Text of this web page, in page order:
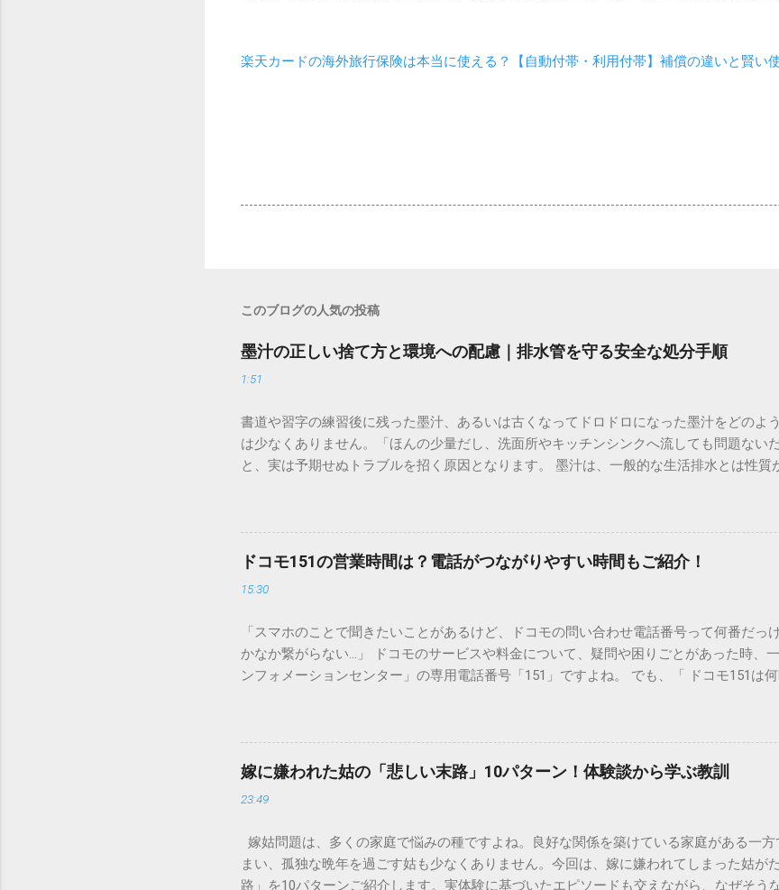
楽天カードの海外旅行保険は本当に使える？【自動付帯・利用付帯】補償の違いと賢い
このブログの人気の投稿
墨汁の正しい捨て方と環境への配慮｜排水管を守る安全な処分手順
1:51
書道や習字の練習後に残った墨汁、あるいは古くなってドロドロになった墨汁をどのよ
は少なくありません。「ほんの少量だし、洗面所やキッチンシンクへ流しても問題ない
と、実は予期せぬトラブルを招く原因となります。 墨汁は、一般的な生活排水とは性質
は、墨汁を安全かつ環境に優しい方法で処分するための手順と、容器を適切に分別する
「排水口に流してはいけない」3つの理由 墨汁の主成分は「煤（すす）」と「膠（にか
非常に微細かつ独特の粘性を持っているため、下水処理や配管維持の観点から以下の問
刻な負荷 墨汁に含まれる煤の粒子は極めて微細です。現代の排水処理施設であっても、
除去することは容易ではありません。大量に流し続けると河川や海まで到達し、水質の
質があります。排水管内で墨汁が冷えて付着すると、管の通り道を狭め、深刻な詰まり
経過した住宅では配管トラブルが起きやすく、修理費用が高額になるケースも珍しくあ
の沈着 陶器やホーロー製のシンクに墨汁が付着すると、細かい粒子が素材の隙間に入り
原因となります。 環境を守る！家庭でできる正しい墨汁の捨て方 家庭で墨汁を処分す
ことが絶対ルールです。以下のいずれかの方法で「固形物」として処分してください。
「可燃ごみ」へ 最も手軽で確実な方法は、液体を布や紙に吸わせて固形物に変えること
ドコモ151の営業時間は？電話がつながりやすい時間もご紹介！
15:30
「スマホのことで聞きたいことがあるけど、ドコモの問い合わせ電話番号って何番だっ
かなか繋がらない…」 ドコモのサービスや料金について、疑問や困りごとがあった時、
ンフォメーションセンター」の専用電話番号「151」ですよね。 でも、「 ドコモ151は
では、ドコモ151の営業時間や、電話が繋がりやすい時間帯、さらには電話がつながら
説します。 1. ドコモ151の営業時間は午前9時～午後8時 結論から言うと、ドコモのイン
の受付時間は、 午前9時から午後8時まで です。 年中無休で、土日祝日も営業していま
る際、まず「夜8時まで」と覚えておけば、仕事帰りでも少し余裕を持って連絡すること
れば、ドコモの携帯電話から151にダイヤルすることで、無料でオペレーターに相談する
151（無料） 一般電話・他社携帯から： 0120-800-000（無料） どちらの番号も、 151
後8時」の受付となっています。 2. 【詳細解説】151は何時から何時まで？混雑を避ける
嫁に嫌われた姑の「悲しい末路」10パターン！体験談から学ぶ教訓
23:49
嫁姑問題は、多くの家庭で悩みの種ですよね。良好な関係を築けている家庭がある一
まい、孤独な晩年を過ごす姑も少なくありません。今回は、嫁に嫌われてしまった姑が
路」を10パターンご紹介します。実体験に基づいたエピソードも交えながら、なぜそう